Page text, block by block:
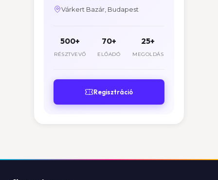
Várkert Bazár, Budapest
500+
RÉSZTVEVŐ
70+
ELŐADÓ
25+
MEGOLDÁS
Regisztráció